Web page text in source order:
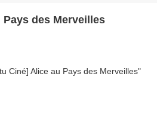
des Merveilles